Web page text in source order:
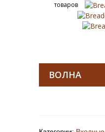
товаров
ВОЛНА